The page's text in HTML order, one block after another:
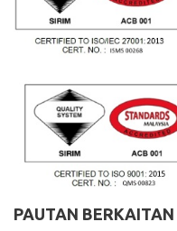
PAUTAN BERKAITAN